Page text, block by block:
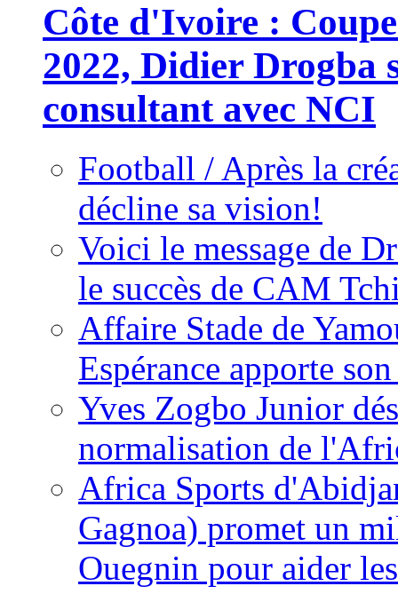
Côte d'Ivoire :
2022, Didier Drogba
consultant avec NCI
Football / Après la
décline sa vision!
Voici le message de
le succès de CAM
Affaire Stade de
Espérance apporte
Yves Zogbo Junior
normalisation de
Africa Sports
Gagnoa) promet un
Ouegnin pour aider